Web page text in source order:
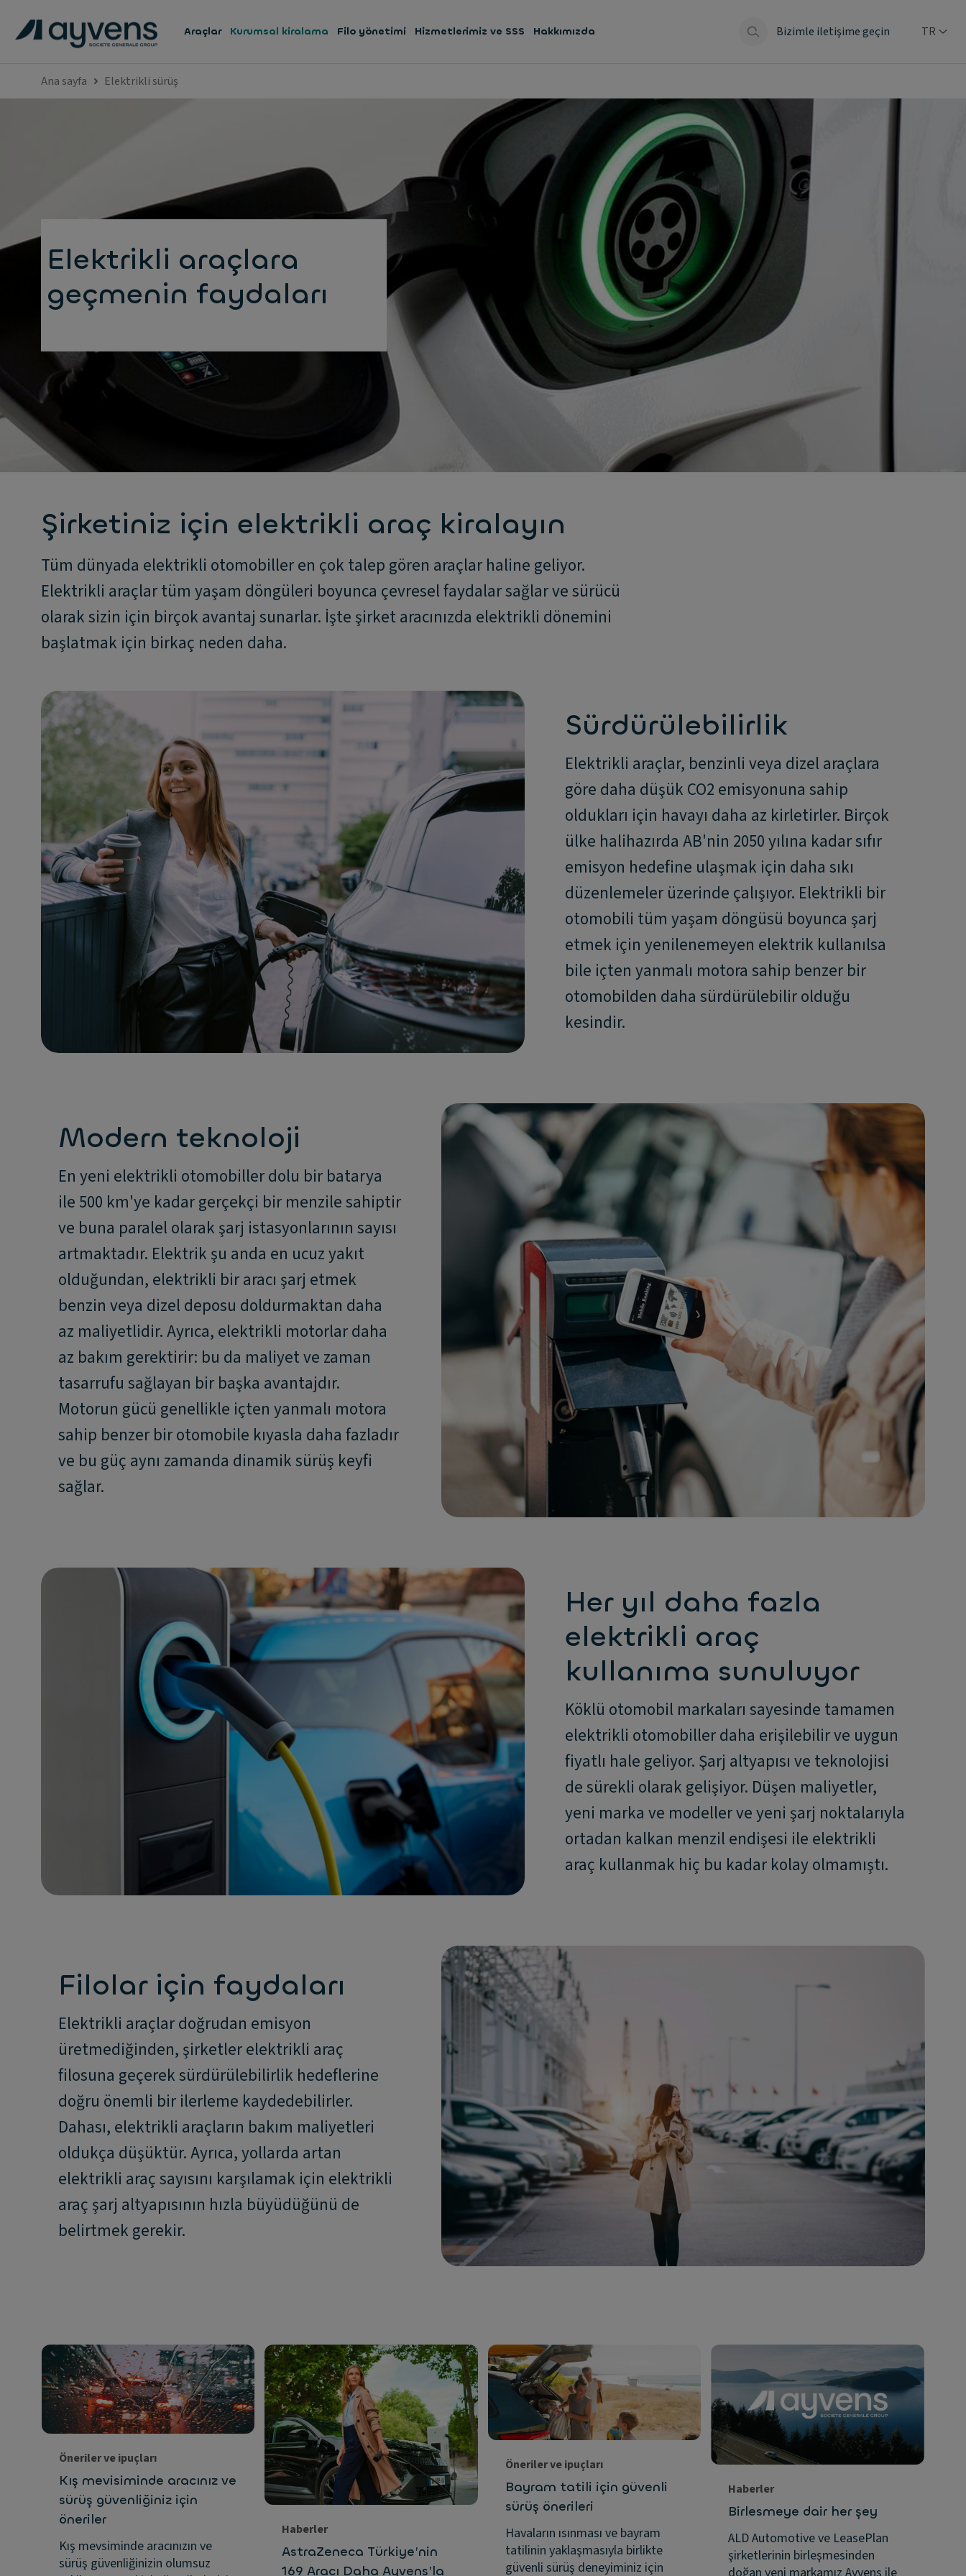
Araçlar Kurumsal kiralama Filo yönetimi Hizmetlerimiz ve SSS Hakkımızda Bizimle iletişime geçin TR
Ana sayfa Elektrikli sürüş
Elektrikli araçlara
geçmenin faydaları
Şirketiniz için elektrikli araç kiralayın
Tüm dünyada elektrikli otomobiller en çok talep gören araçlar haline geliyor.
Elektrikli araçlar tüm yaşam döngüleri boyunca çevresel faydalar sağlar ve sürücü
olarak sizin için birçok avantaj sunarlar. İşte şirket aracınızda elektrikli dönemini
başlatmak için birkaç neden daha.
Sürdürülebilirlik
Elektrikli araçlar, benzinli veya dizel araçlara
göre daha düşük CO2 emisyonuna sahip
oldukları için havayı daha az kirletirler. Birçok
ülke halihazırda AB'nin 2050 yılına kadar sıfır
emisyon hedefine ulaşmak için daha sıkı
düzenlemeler üzerinde çalışıyor. Elektrikli bir
otomobili tüm yaşam döngüsü boyunca şarj
etmek için yenilenemeyen elektrik kullanılsa
bile içten yanmalı motora sahip benzer bir
otomobilden daha sürdürülebilir olduğu
kesindir.
Modern teknoloji
En yeni elektrikli otomobiller dolu bir batarya
ile 500 km'ye kadar gerçekçi bir menzile sahiptir
ve buna paralel olarak şarj istasyonlarının sayısı
artmaktadır. Elektrik şu anda en ucuz yakıt
olduğundan, elektrikli bir aracı şarj etmek
benzin veya dizel deposu doldurmaktan daha
az maliyetlidir. Ayrıca, elektrikli motorlar daha
az bakım gerektirir: bu da maliyet ve zaman
tasarrufu sağlayan bir başka avantajdır.
Motorun gücü genellikle içten yanmalı motora
sahip benzer bir otomobile kıyasla daha fazladır
ve bu güç aynı zamanda dinamik sürüş keyfi
sağlar.
Her yıl daha fazla
elektrikli araç
kullanıma sunuluyor
Köklü otomobil markaları sayesinde tamamen
elektrikli otomobiller daha erişilebilir ve uygun
fiyatlı hale geliyor. Şarj altyapısı ve teknolojisi
de sürekli olarak gelişiyor. Düşen maliyetler,
yeni marka ve modeller ve yeni şarj noktalarıyla
ortadan kalkan menzil endişesi ile elektrikli
araç kullanmak hiç bu kadar kolay olmamıştı.
Filolar için faydaları
Elektrikli araçlar doğrudan emisyon
üretmediğinden, şirketler elektrikli araç
filosuna geçerek sürdürülebilirlik hedeflerine
doğru önemli bir ilerleme kaydedebilirler.
Dahası, elektrikli araçların bakım maliyetleri
oldukça düşüktür. Ayrıca, yollarda artan
elektrikli araç sayısını karşılamak için elektrikli
araç şarj altyapısının hızla büyüdüğünü de
belirtmek gerekir.
Öneriler ve ipuçları
Kış mevisiminde aracınız ve
sürüş güvenliğiniz için
öneriler
Kış mevsiminde aracınızın ve
sürüş güvenliğinizin olumsuz
Haberler
AstraZeneca Türkiye’nin
169 Aracı Daha Ayvens’la
Öneriler ve ipuçları
Bayram tatili için güvenli
sürüş önerileri
Havaların ısınması ve bayram
tatilinin yaklaşmasıyla birlikte
güvenli sürüş deneyiminiz için
Haberler
Birlesmeye dair her şey
ALD Automotive ve LeasePlan
şirketlerinin birleşmesinden